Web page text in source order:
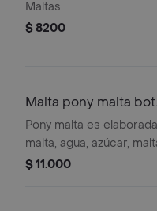
Maltas
$ 8200
Malta pony malta
Pony malta es
malta, agua, azúcar,
vitaminas, entre otros
$ 11.000